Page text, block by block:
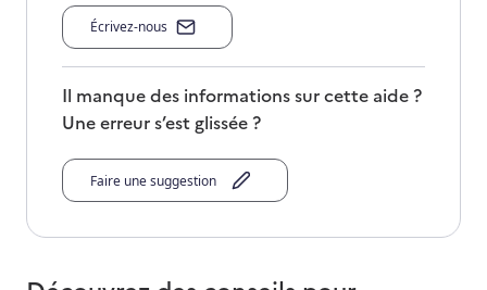
Écrivez-nous
Il manque des informations sur cette aide ?
Une erreur s’est glissée ?
Faire une suggestion